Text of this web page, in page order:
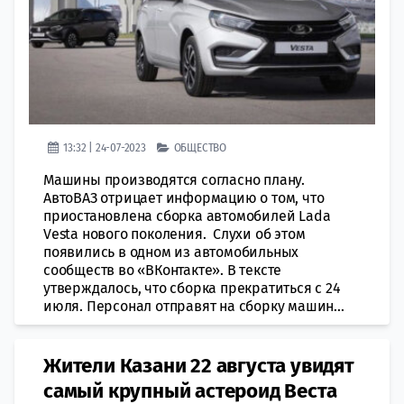
13:32 | 24-07-2023 ОБЩЕСТВО
Машины производятся согласно плану.
АвтоВАЗ отрицает информацию о том, что
приостановлена сборка автомобилей Lada
Vesta нового поколения. Слухи об этом
появились в одном из автомобильных
сообществ во «ВКонтакте». В тексте
утверждалось, что сборка прекратиться с 24
июля. Персонал отправят на сборку машин...
Жители Казани 22 августа увидят
самый крупный астероид Веста